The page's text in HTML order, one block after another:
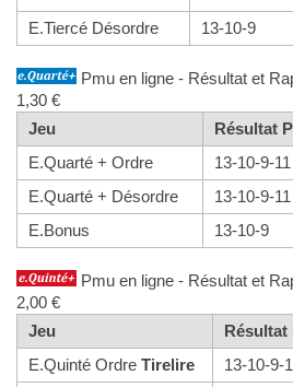
E.Tiercé Désordre
13-10-9
Pmu en ligne - Résultat et
1,30 €
Jeu
Résultat
E.Quarté + Ordre
13-10-9-11
E.Quarté + Désordre
13-10-9-11
E.Bonus
13-10-9
Pmu en ligne - Résultat et
2,00 €
Jeu
Résultat
E.Quinté OrdreTirelire 13-10-9-